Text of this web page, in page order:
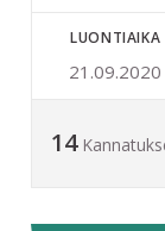
LUONTIAIKA
21.09.2020
14